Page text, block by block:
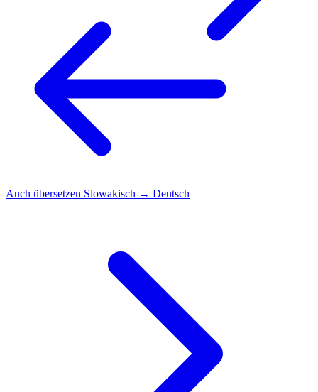
Auch übersetzen Slowakisch → Deutsch